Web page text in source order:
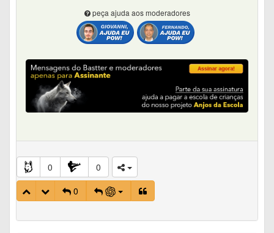
peça ajuda aos moderadores
0
0
0